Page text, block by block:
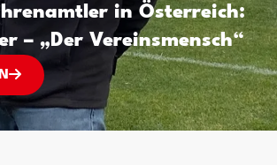
in Österreich:
– „Der Vereinsmensch“
EHRENAMTLER IN ÖSTERREICH: